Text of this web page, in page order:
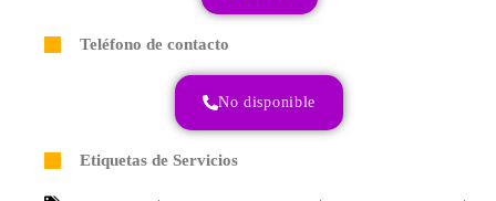
Teléfono de contacto
No disponible
Etiquetas de Servicios